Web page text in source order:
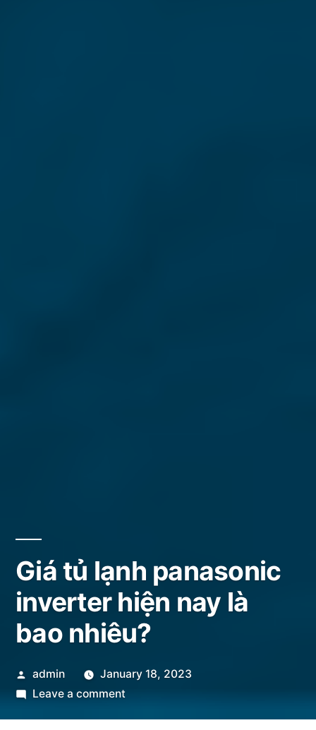
Giá tủ lạnh panasonic
inverter hiện nay là
bao nhiêu?
Posted
by
admin
January 18, 2023
Leave a commenton